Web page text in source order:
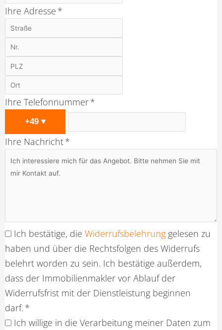
Ihre Adresse *
Ihre Telefonnummer *
+49 ▾
Ihre Nachricht *
Ich bestätige, die Widerrufsbelehrunggelesen zu
haben und über die Rechtsfolgen des Widerrufs
belehrt worden zu sein. Ich bestätige außerdem,
dass der Immobilienmakler vor Ablauf der
Widerrufsfrist mit der Dienstleistung beginnen
darf. *
Ich willige in die Verarbeitung meiner Daten zum